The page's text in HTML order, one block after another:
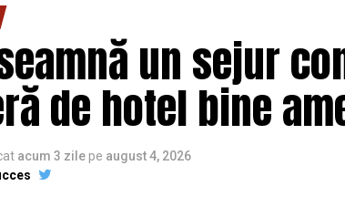
un sejur
de hotel bine
acum 3 zile pe august 4, 2026